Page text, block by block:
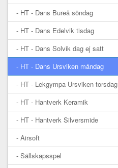
- HT - Dans Bureå söndag
- HT - Dans Edelvik tisdag
- HT - Dans Solvik dag ej satt
- HT - Dans Ursviken måndag
- HT - Lekgympa Ursviken torsdag
- HT - Hantverk Keramik
- HT - Hantverk Silversmide
- Airsoft
- Sällskapsspel